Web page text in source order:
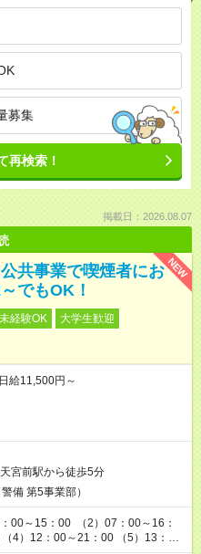
募集
再検索！
掲載日：2026.08.07
NEW
共事業で喫煙者にお
でもOK！
経験OK
大学生歓迎
給11,500円～
宮前駅から徒歩5分
備 第5事業部）
00～15：00 （2）07：00～16：
4）12：00～21：00 （5）13：00